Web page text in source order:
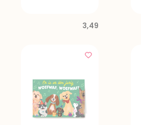
3,49